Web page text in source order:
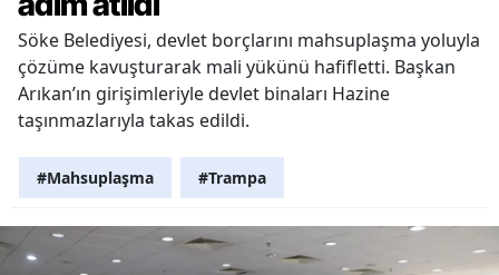
Söke Belediyesi, devlet borçlarını mahsuplaşma yoluyla
çözüme kavuşturarak mali yükünü hafifletti. Başkan
Arıkan’ın girişimleriyle devlet binaları Hazine
taşınmazlarıyla takas edildi.
#Mahsuplaşma #Trampa